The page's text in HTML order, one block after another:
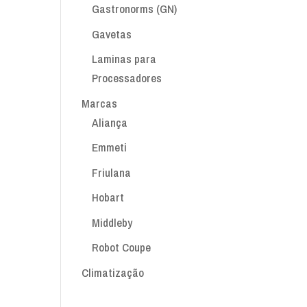
Gastronorms (GN)
Gavetas
Laminas para
Processadores
Marcas
Aliança
Emmeti
Friulana
Hobart
Middleby
Robot Coupe
Climatização